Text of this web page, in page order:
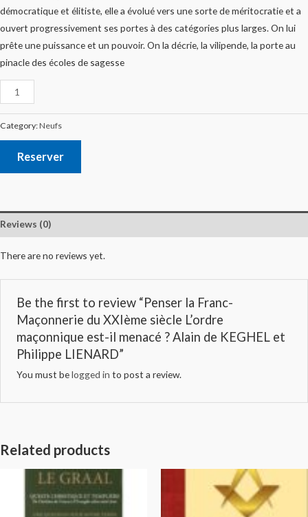
démocratique et élitiste, elle a évolué vers une sorte de méritocratie et a
ouvert progressivement ses portes à des catégories plus larges. On lui
prête une puissance et un pouvoir. On la décrie, la vilipende, la porte au
pinacle des écoles de sagesse
Category:Neufs
Reserver
Reviews (0)
There are no reviews yet.
Be the first to review “Penser la Franc-
Maçonnerie du XXIème siècle L’ordre
maçonnique est-il menacé ? Alain de KEGHEL et
Philippe LIENARD”
You must belogged in to post a review.
Related products